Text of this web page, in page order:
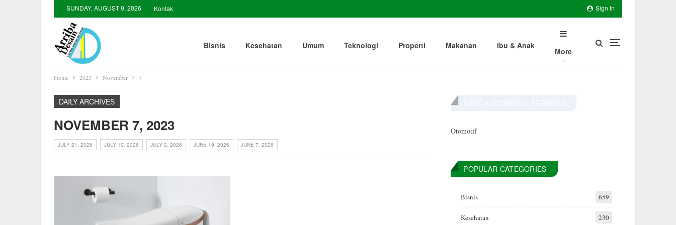
Sign In
SUNDAY, AUGUST 9, 2026 Kontak
Bisnis Kesehatan Umum Teknologi Properti Makanan Ibu & Anak
More
Home 2023 November 7
DAILY ARCHIVES
NOVEMBER 7, 2023
JULY 21, 2026 JULY 19, 2026 JULY 2, 2026 JUNE 19, 2026 JUNE 7, 2026
Otomotif
POPULAR CATEGORIES
Bisnis 659
Kesehatan 230